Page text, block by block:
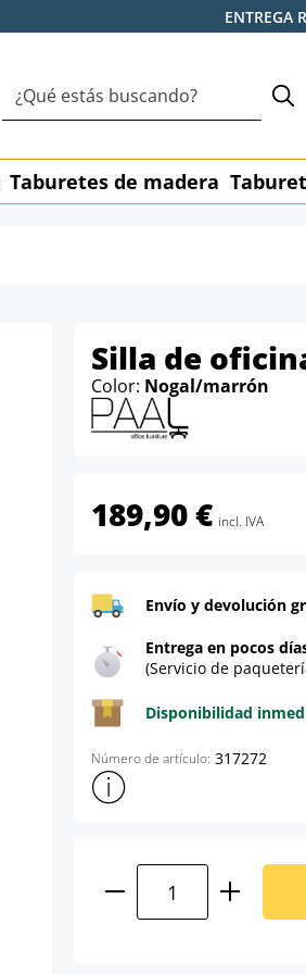
ENTREGA
Taburetes de madera
Silla de
Color: Nogal/marrón
189,90 € incl. IVA
Envío y devolución
Entrega en pocos
(Servicio de
Disponibilidad
Número de artículo: 317272
Mostrar más información
Cantidad del